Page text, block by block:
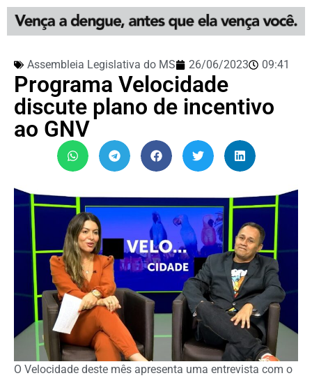
Assembleia Legislativa do MS 26/06/2023 09:41
Programa Velocidade
discute plano de incentivo
ao GNV
O Velocidade deste mês apresenta uma entrevista com o